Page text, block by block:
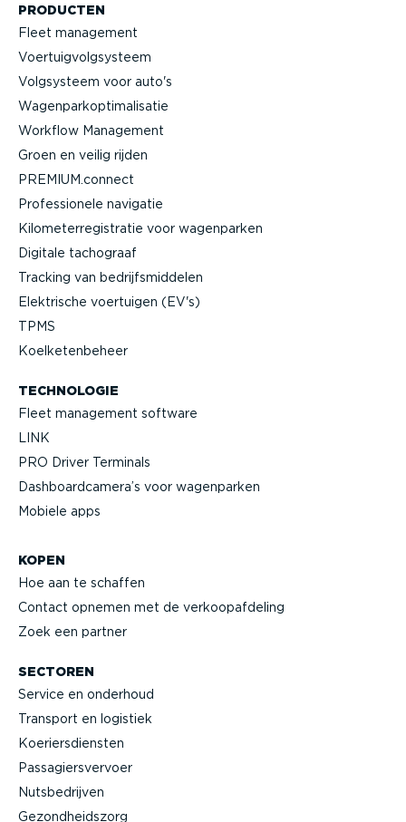
PRODUCTEN
Fleet management
Voertuig­volg­systeem
Volgsysteem voor auto's
Wagen­par­kop­ti­ma­li­satie
Workflow Management
Groen en veilig rijden
PREMIUM.connect
Profes­si­onele navigatie
Kilome­ter­re­gi­stratie voor wagenparken
Digitale tachograaf
Tracking van bedrijfs­mid­delen
Elektrische voertuigen (EV's)
TPMS
Koelke­ten­beheer
TECHNOLOGIE
Fleet management software
LINK
PRO Driver Terminals
Dashboard­camera’s voor wagenparken
Mobiele apps
KOPEN
Hoe aan te schaffen
Contact opnemen met de verkoop­af­deling
Zoek een partner
SECTOREN
Service en onderhoud
Transport en logistiek
Koeriers­diensten
Passa­giers­vervoer
Nutsbe­drijven
Gezond­heidszorg